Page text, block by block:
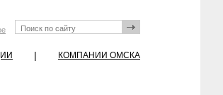
| КОМПАНИИ ОМСКА